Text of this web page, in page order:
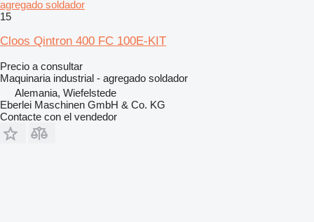
agregado soldador
15
Cloos Qintron 400 FC 100E-KIT
Precio a consultar
Maquinaria industrial - agregado soldador
Alemania, Wiefelstede
Eberlei Maschinen GmbH & Co. KG
Contacte con el vendedor